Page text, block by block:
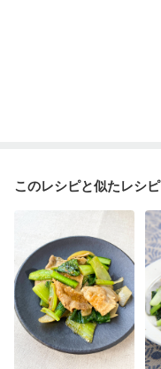
このレシピと似たレシピ